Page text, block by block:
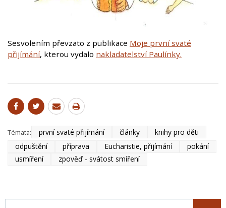
Sesvolením převzato z publikace Moje první svaté
přijímání, kterou vydalo nakladatelství Paulínky.
Témata: první svaté přijímání články
knihy pro děti
odpuštění
příprava Eucharistie, přijímání
pokání
usmíření
zpověď - svátost smíření